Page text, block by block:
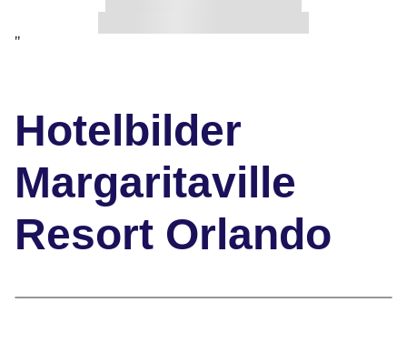
"
Hotelbilder
Margaritaville
Resort Orlando